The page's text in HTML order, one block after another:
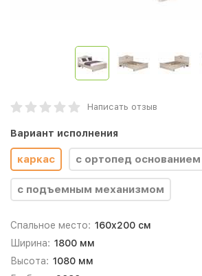
Написать отзыв
Вариант исполнения
каркас с ортопед основанием
с подъемным механизмом
Спальное место: 160x200 см
Ширина: 1800 мм
Высота: 1080 мм